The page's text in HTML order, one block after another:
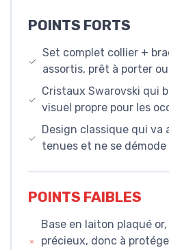
POINTS FORTS
Set complet collier +
assortis, prêt à porter
Cristaux Swarovski qui
visuel propre pour les
Design classique qui va
tenues et ne se
POINTS FAIBLES
Base en laiton plaqué or,
précieux, donc à